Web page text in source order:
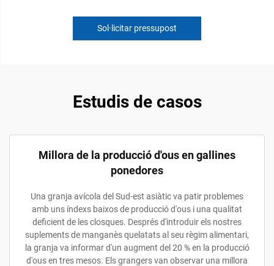
Sol·licitar pressupost
Estudis de casos
Millora de la producció d'ous en gallines
ponedores
Una granja avícola del Sud-est asiàtic va patir problemes
amb uns índexs baixos de producció d'ous i una qualitat
deficient de les closques. Després d'introduir els nostres
suplements de manganès quelatats al seu règim alimentari,
la granja va informar d'un augment del 20 % en la producció
d'ous en tres mesos. Els grangers van observar una millora